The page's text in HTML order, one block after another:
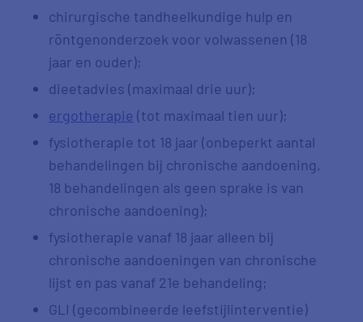
chirurgische tandheelkundige hulp en
röntgenonderzoek voor volwassenen (18
jaar en ouder);
dieetadvies (maximaal drie uur);
ergotherapie (tot maximaal tien uur);
fysiotherapie tot 18 jaar (onbeperkt aantal
behandelingen bij chronische aandoening,
18 behandelingen als geen sprake is van
chronische aandoening);
fysiotherapie vanaf 18 jaar alleen bij
chronische aandoeningen van chronische
lijst en pas vanaf 21e behandeling;
GLI (gecombineerde leefstijlinterventie)